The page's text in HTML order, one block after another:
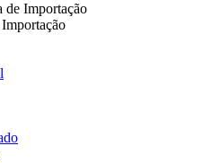
de Importação